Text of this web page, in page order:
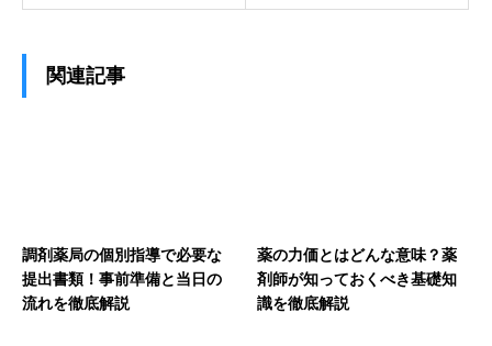
関連記事
調剤薬局の個別指導で必要な
提出書類！事前準備と当日の
流れを徹底解説
薬の力価とはどんな意味？薬
剤師が知っておくべき基礎知
識を徹底解説